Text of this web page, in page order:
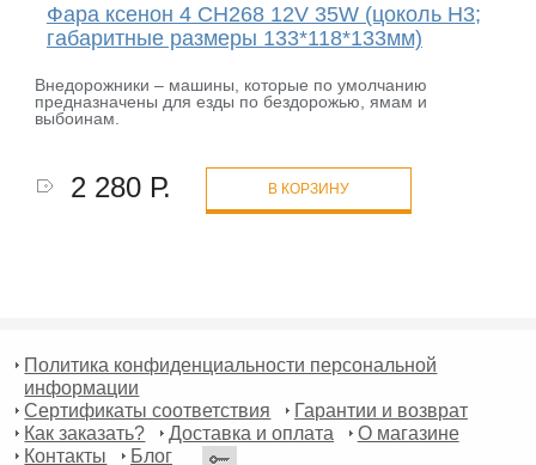
Фара ксенон 4 CH268 12V 35W (цоколь H3;
габаритные размеры 133*118*133мм)
Внедорожники – машины, которые по умолчанию
предназначены для езды по бездорожью, ямам и
выбоинам.
2 280 Р. В КОРЗИНУ
Политика конфиденциальности персональной
информации
Сертификаты соответствия
Гарантии и возврат
Как заказать?
Доставка и оплата
О магазине
Контакты
Блог